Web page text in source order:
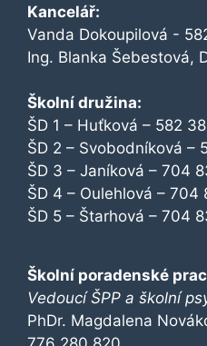
Kancelář:
Vanda Dokoupilová -
Ing. Blanka Šebestová,
Školní družina:
ŠD 1 – Huťková – 582
ŠD 2 – Svobodníková –
ŠD 3 – Janíková – 704
ŠD 4 – Oulehlová – 704
ŠD 5 – Štarhová – 704
Školní poradenské
Vedoucí ŠPP a školní
PhDr. Magdalena